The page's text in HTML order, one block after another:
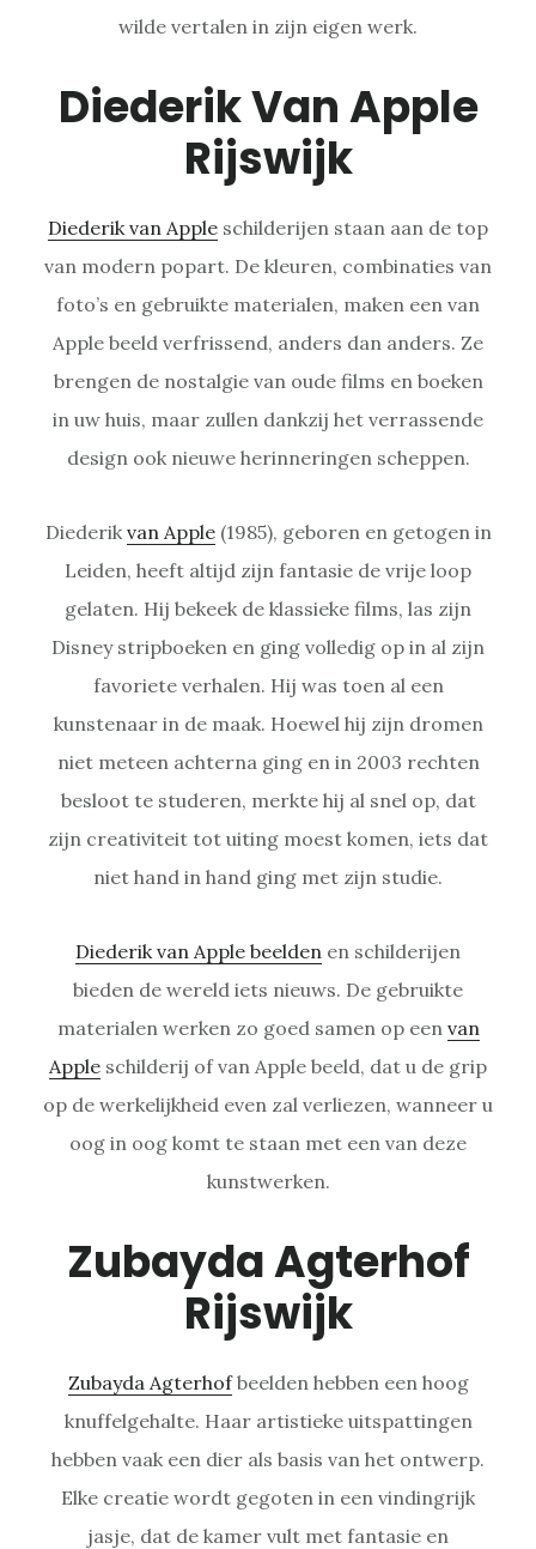
wilde vertalen in zijn eigen werk.
Diederik Van Apple
Rijswijk
Diederik van Apple schilderijen staan aan de top
van modern popart. De kleuren, combinaties van
foto’s en gebruikte materialen, maken een van
Apple beeld verfrissend, anders dan anders. Ze
brengen de nostalgie van oude films en boeken
in uw huis, maar zullen dankzij het verrassende
design ook nieuwe herinneringen scheppen.
Diederik van Apple(1985), geboren en getogen in
Leiden, heeft altijd zijn fantasie de vrije loop
gelaten. Hij bekeek de klassieke films, las zijn
Disney stripboeken en ging volledig op in al zijn
favoriete verhalen. Hij was toen al een
kunstenaar in de maak. Hoewel hij zijn dromen
niet meteen achterna ging en in 2003 rechten
besloot te studeren, merkte hij al snel op, dat
zijn creativiteit tot uiting moest komen, iets dat
niet hand in hand ging met zijn studie.
Diederik van Apple beelden en schilderijen
bieden de wereld iets nieuws. De gebruikte
materialen werken zo goed samen op een van
Apple schilderij of van Apple beeld, dat u de grip
op de werkelijkheid even zal verliezen, wanneer u
oog in oog komt te staan met een van deze
kunstwerken.
Zubayda Agterhof
Rijswijk
Zubayda Agterhofbeelden hebben een hoog
knuffelgehalte. Haar artistieke uitspattingen
hebben vaak een dier als basis van het ontwerp.
Elke creatie wordt gegoten in een vindingrijk
jasje, dat de kamer vult met fantasie en